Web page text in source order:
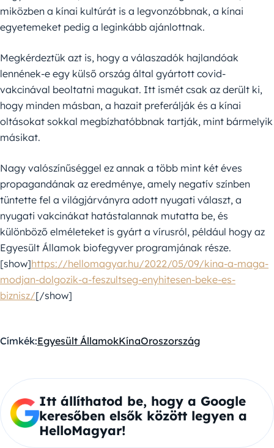
miközben a kínai kultúrát is a legvonzóbbnak, a kínai
egyetemeket pedig a leginkább ajánlottnak.
Megkérdeztük azt is, hogy a válaszadók hajlandóak
lennének-e egy külső ország által gyártott covid-
vakcinával beoltatni magukat. Itt ismét csak az derült ki,
hogy minden másban, a hazait preferálják és a kínai
oltásokat sokkal megbízhatóbbnak tartják, mint bármelyik
másikat.
Nagy valószínűséggel ez annak a több mint két éves
propagandának az eredménye, amely negatív színben
tüntette fel a világjárványra adott nyugati választ, a
nyugati vakcinákat hatástalannak mutatta be, és
különböző elméleteket is gyárt a vírusról, például hogy az
Egyesült Államok biofegyver programjának része.
[show]https://hellomagyar.hu/2022/05/09/kina-a-maga-
modjan-dolgozik-a-feszultseg-enyhitesen-beke-es-
biznisz/[/show]
Címkék:Egyesült ÁllamokKínaOroszország
Itt állíthatod be, hogy a Google
keresőben elsők között legyen a
HelloMagyar!